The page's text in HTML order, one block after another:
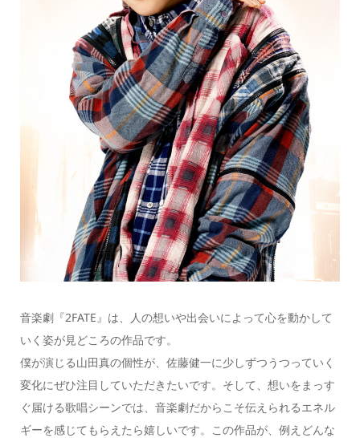
音楽劇『2FATE』は、人の想いや出会いによって心を動かして
いく姿が見どころの作品です。
僕が演じる山田真の個性が、佐藤健一に少しずつうつっていく
変化にぜひ注目していただきたいです。そして、想いをまっす
ぐ届ける歌唱シーンでは、音楽劇だからこそ伝えられるエネル
ギーを感じてもらえたら嬉しいです。この作品が、例えどんな